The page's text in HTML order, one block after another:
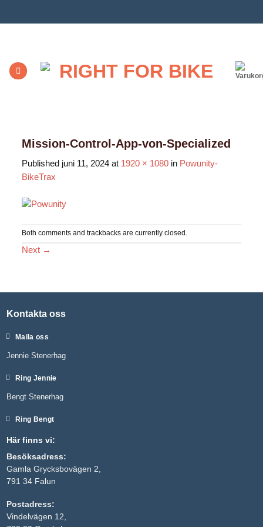
Mission-Control-App-von-Specialized
Published juni 11, 2024 at 1920 × 1080 in Powunity-
BikeTrax
Both comments and trackbacks are currently closed.
Next →
Kontakta oss
Maila oss
Jennie Stenerhag
Ring Jennie
Bengt Stenerhag
Ring Bengt
Här finns vi:
Besöksadress:
Gamla Grycksbovägen 2,
791 34 Falun
Postadress:
Vindelvägen 12,
Dessa kakor
välja bort. De
att hemsidan
över huvud
taget ska